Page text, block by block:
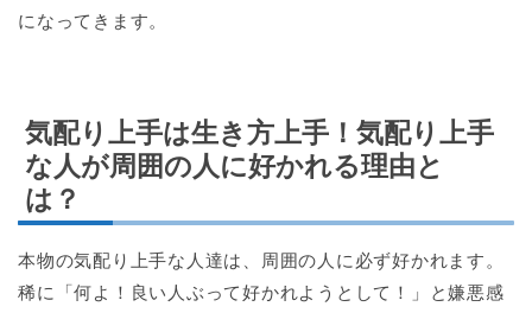
になってきます。
気配り上手は生き方上手！気配り上手
な人が周囲の人に好かれる理由と
は？
本物の気配り上手な人達は、周囲の人に必ず好かれます。
稀に「何よ！良い人ぶって好かれようとして！」と嫌悪感